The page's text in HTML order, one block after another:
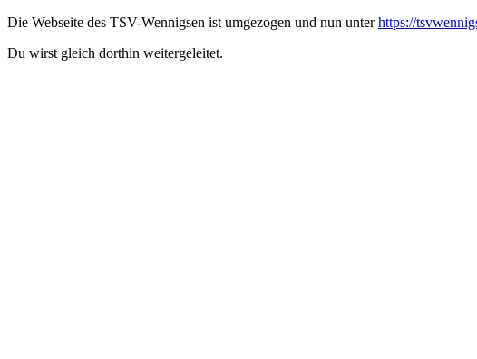
Die Webseite des TSV-Wennigsen ist umgezogen und nun unterhttps://
Du wirst gleich dorthin weitergeleitet.